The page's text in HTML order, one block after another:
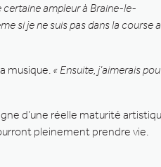
certaine ampleur à Braine-le-
si je ne suis pas dans la
musique. « Ensuite, j’aimerais
d’une réelle maturité
pleinement prendre vie.